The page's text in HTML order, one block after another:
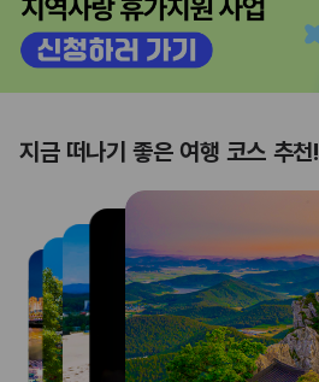
지금 떠나기 좋은 여행 코스 추천!